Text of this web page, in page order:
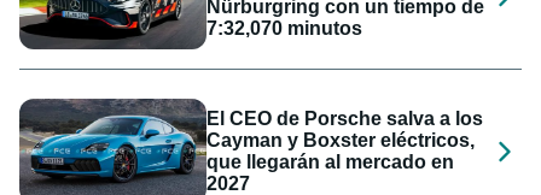
Nürburgring con un tiempo de
7:32,070 minutos
El CEO de Porsche salva a los
Cayman y Boxster eléctricos,
que llegarán al mercado en
2027